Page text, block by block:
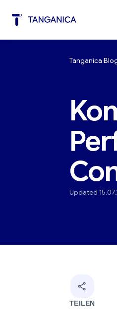
Werbung mit wenigen
Tanganica
Updated
TEILEN